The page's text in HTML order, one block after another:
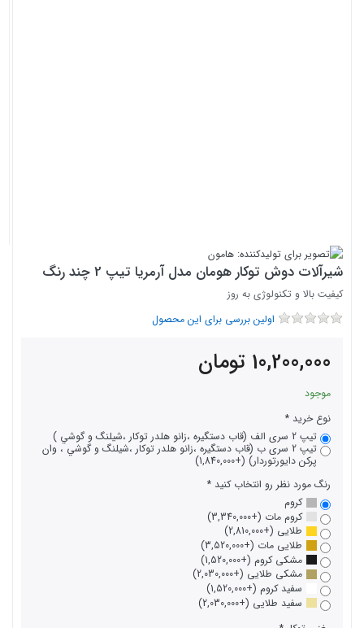
شیرآلات دوش توکار هومان مدل آرمریا تیپ 2 چند رنگ
کیفیت بالا و تکنولوژی به روز
اولین بررسی برای این محصول
10,200,000 تومان
موجود
نوع خرید
تیپ 2 سری الف (قاب دستگيره ،زانو هلدر توكار ،شيلنگ و گوشي )
تیپ 2 سری ب (قاب دستگيره ،زانو هلدر توكار ،شيلنگ و گوشي ، وان
پرکن دایورتوردار) (+1,840,000)
رنگ مورد نظر رو انتخاب کنید
کروم
کروم مات (+3,340,000)
طلایی (+2,810,000)
طلایی مات (+3,520,000)
مشکی کروم (+1,520,000)
مشکی طلایی (+2,030,000)
سفید کروم (+1,520,000)
سفید طلایی (+2,030,000)